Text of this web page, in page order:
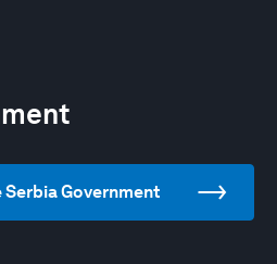
Government